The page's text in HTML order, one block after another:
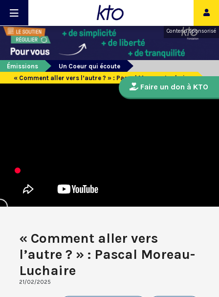
Contenu sponsorisé
Émissions
Un Coeur qui écoute
« Comment aller vers l’autre ? » : Pascal Moreau-Luchaire
« Comment aller vers
l’autre ? » : Pascal Moreau-
Luchaire
21/02/2025
Faire un don à KTO